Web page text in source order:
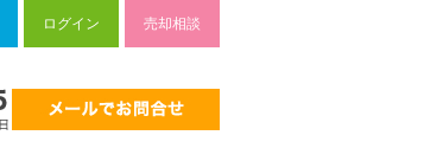
ログイン 売却相談